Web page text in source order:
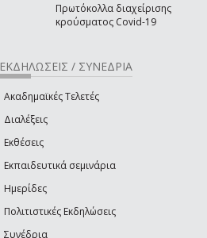
Πρωτόκολλα διαχείρισης
κρούσματος Covid-19
ΕΚΔΗΛΩΣΕΙΣ / ΣΥΝΕΔΡΙΑ
Ακαδημαϊκές Τελετές
Διαλέξεις
Εκθέσεις
Εκπαιδευτικά σεμινάρια
Ημερίδες
Πολιτιστικές Εκδηλώσεις
Συνέδρια